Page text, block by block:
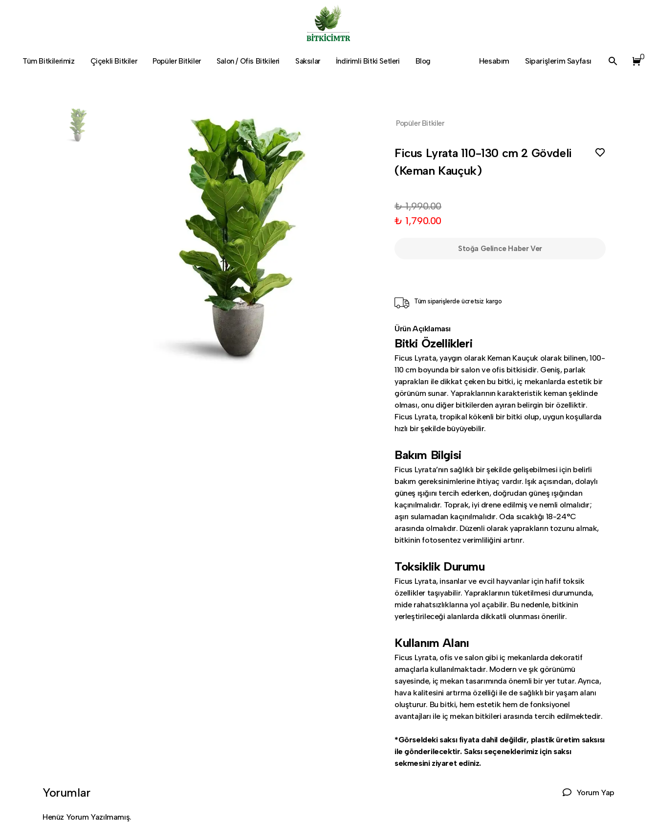
Tüm Bitkilerimiz Çiçekli Bitkiler Popüler Bitkiler Salon / Ofis Bitkileri Saksılar İndirimli Bitki Setleri Blog Hesabım Siparişlerim Sayfası 0
Popüler Bitkiler
Ficus Lyrata 110-130 cm 2 Gövdeli
(Keman Kauçuk)
₺ 1,990.00
₺ 1,790.00
Stoğa Gelince Haber Ver
Tüm siparişlerde ücretsiz kargo
Ürün Açıklaması
Bitki Özellikleri
Ficus Lyrata, yaygın olarak Keman Kauçuk olarak bilinen, 100-
110 cm boyunda bir salon ve ofis bitkisidir. Geniş, parlak
yaprakları ile dikkat çeken bu bitki, iç mekanlarda estetik bir
görünüm sunar. Yapraklarının karakteristik keman şeklinde
olması, onu diğer bitkilerden ayıran belirgin bir özelliktir.
Ficus Lyrata, tropikal kökenli bir bitki olup, uygun koşullarda
hızlı bir şekilde büyüyebilir.
Bakım Bilgisi
Ficus Lyrata’nın sağlıklı bir şekilde gelişebilmesi için belirli
bakım gereksinimlerine ihtiyaç vardır. Işık açısından, dolaylı
güneş ışığını tercih ederken, doğrudan güneş ışığından
kaçınılmalıdır. Toprak, iyi drene edilmiş ve nemli olmalıdır;
aşırı sulamadan kaçınılmalıdır. Oda sıcaklığı 18-24°C
arasında olmalıdır. Düzenli olarak yaprakların tozunu almak,
bitkinin fotosentez verimliliğini artırır.
Toksiklik Durumu
Ficus Lyrata, insanlar ve evcil hayvanlar için hafif toksik
özellikler taşıyabilir. Yapraklarının tüketilmesi durumunda,
mide rahatsızlıklarına yol açabilir. Bu nedenle, bitkinin
yerleştirileceği alanlarda dikkatli olunması önerilir.
Kullanım Alanı
Ficus Lyrata, ofis ve salon gibi iç mekanlarda dekoratif
amaçlarla kullanılmaktadır. Modern ve şık görünümü
sayesinde, iç mekan tasarımında önemli bir yer tutar. Ayrıca,
hava kalitesini artırma özelliği ile de sağlıklı bir yaşam alanı
oluşturur. Bu bitki, hem estetik hem de fonksiyonel
avantajları ile iç mekan bitkileri arasında tercih edilmektedir.
*Görseldeki saksı fiyata dahil değildir, plastik üretim saksısı
ile gönderilecektir. Saksı seçeneklerimiz için saksı
sekmesini ziyaret ediniz.
Yorumlar Yorum Yap
Henüz Yorum Yazılmamış.